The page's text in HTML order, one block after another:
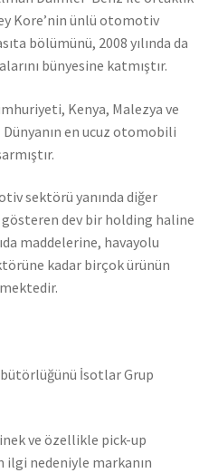
Kore’nin ünlü otomotiv
bölümünü, 2008 yılında da
bünyesine katmıştır.
Kenya, Malezya ve
Dünyanın en ucuz otomobili
sektörü yanında diğer
dev bir holding haline
maddelerine, havayolu
kadar birçok ürünün
İsotlar Grup
ve özellikle pick-up
ilgi nedeniyle markanın